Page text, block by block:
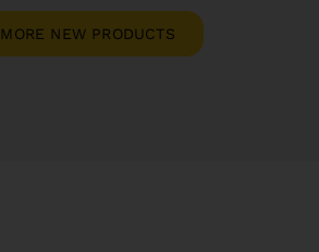
MORE NEW PRODUCTS